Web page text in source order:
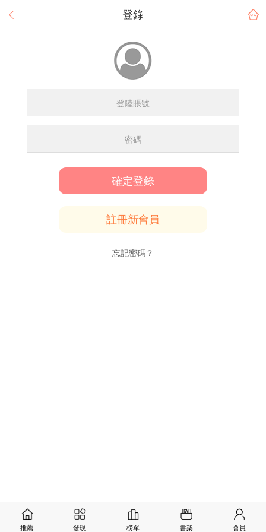
登錄
確定登錄
註冊新會員
忘記密碼？
推薦 發現 榜單 書架 會員